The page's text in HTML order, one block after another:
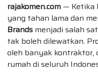
rajakomen.com — Ketika
yang tahan lama dan
Brands menjadi salah
tak boleh dilewatkan.
oleh banyak kontraktor,
rumah di seluruh